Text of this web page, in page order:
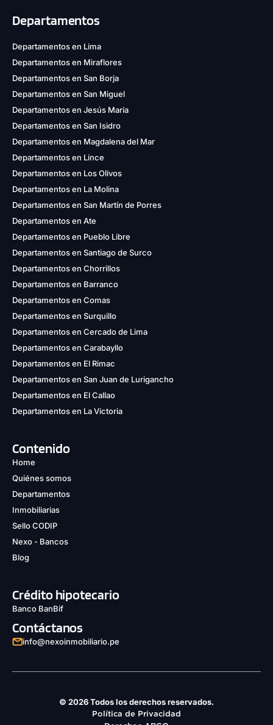
Departamentos
Departamentos en Lima
Departamentos en Miraflores
Departamentos en San Borja
Departamentos en San Miguel
Departamentos en Jesús María
Departamentos en San Isidro
Departamentos en Magdalena del Mar
Departamentos en Lince
Departamentos en Los Olivos
Departamentos en La Molina
Departamentos en San Martín de Porres
Departamentos en Ate
Departamentos en Pueblo Libre
Departamentos en Santiago de Surco
Departamentos en Chorrillos
Departamentos en Barranco
Departamentos en Comas
Departamentos en Surquillo
Departamentos en Cercado de Lima
Departamentos en Carabayllo
Departamentos en El Rimac
Departamentos en San Juan de Lurigancho
Departamentos en El Callao
Departamentos en La Victoria
Contenido
Home
Quiénes somos
Departamentos
Inmobiliarias
Sello CODIP
Nexo - Bancos
Blog
Crédito hipotecario
Banco BanBif
Contáctanos
info@nexoinmobiliario.pe
© 2026 Todos los derechos reservados.
Política de Privacidad